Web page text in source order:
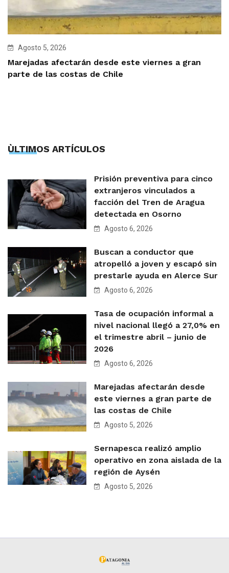
Agosto 5, 2026
Marejadas afectarán desde este viernes a gran
parte de las costas de Chile
ÙLTIMOS ARTÍCULOS
Prisión preventiva para cinco
extranjeros vinculados a
facción del Tren de Aragua
detectada en Osorno
Agosto 6, 2026
Buscan a conductor que
atropelló a joven y escapó sin
prestarle ayuda en Alerce Sur
Agosto 6, 2026
Tasa de ocupación informal a
nivel nacional llegó a 27,0% en
el trimestre abril – junio de
2026
Agosto 6, 2026
Marejadas afectarán desde
este viernes a gran parte de
las costas de Chile
Agosto 5, 2026
Sernapesca realizó amplio
operativo en zona aislada de la
región de Aysén
Agosto 5, 2026